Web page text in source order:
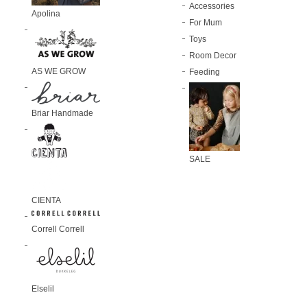
Apolina
AS WE GROW
Briar Handmade
CIENTA
Correll Correll
Elselil
Accessories
For Mum
Toys
Room Decor
Feeding
SALE